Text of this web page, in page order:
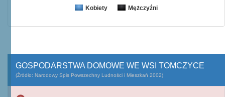
Kobiety Mężczyźni
GOSPODARSTWA DOMOWE WE WSI TOMCZYCE
(Źródło: Narodowy Spis Powszechny Ludności i Mieszkań 2002)